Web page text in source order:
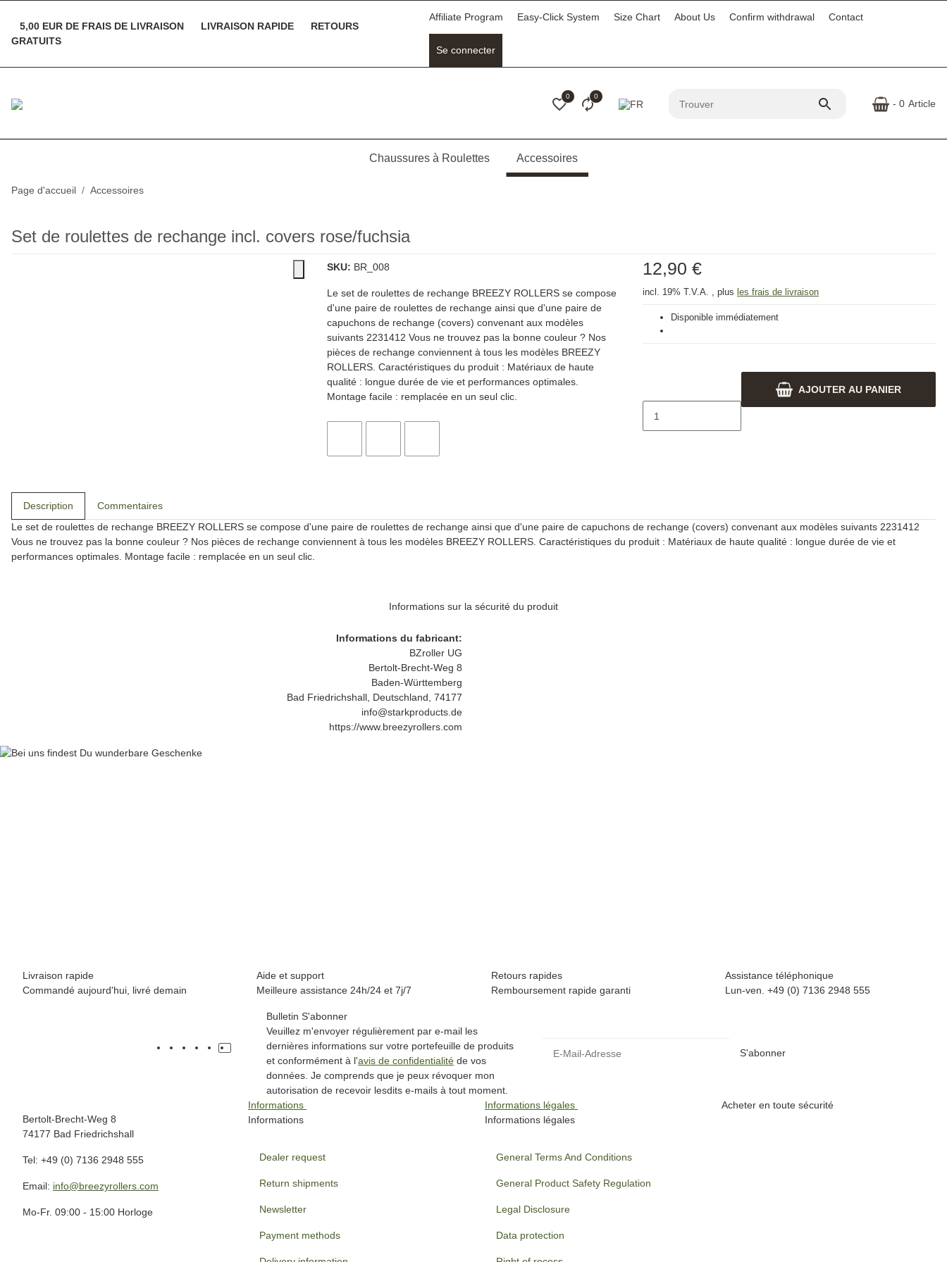
5,00 EUR DE FRAIS DE LIVRAISON LIVRAISON RAPIDE
RETOURS
GRATUITS
Affiliate Program Easy-Click System Size Chart About Us Confirm withdrawal Contact
Se connecter
0 0
- 0 Article
Chaussures à Roulettes Accessoires
Page d'accueil Accessoires
Set de roulettes de rechange incl. covers rose/fuchsia
SKU: BR_008
Le set de roulettes de rechange BREEZY ROLLERS se compose
d'une paire de roulettes de rechange ainsi que d'une paire de
capuchons de rechange (covers) convenant aux modèles
suivants 2231412 Vous ne trouvez pas la bonne couleur ? Nos
pièces de rechange conviennent à tous les modèles BREEZY
ROLLERS. Caractéristiques du produit : Matériaux de haute
qualité : longue durée de vie et performances optimales.
Montage facile : remplacée en un seul clic.
Disponible immédiatement
12,90 €
incl. 19% T.V.A. , plus les frais de livraison
AJOUTER AU PANIER
Description
Commentaires
Le set de roulettes de rechange BREEZY ROLLERS se compose d'une paire de roulettes de rechange ainsi que d'une paire de capuchons de rechange (covers) convenant aux modèles suivants 2231412
Vous ne trouvez pas la bonne couleur ? Nos pièces de rechange conviennent à tous les modèles BREEZY ROLLERS. Caractéristiques du produit : Matériaux de haute qualité : longue durée de vie et
performances optimales. Montage facile : remplacée en un seul clic.
Informations sur la sécurité du produit
Informations du fabricant:
BZroller UG
Bertolt-Brecht-Weg 8
Baden-Württemberg
Bad Friedrichshall, Deutschland, 74177
info@starkproducts.de
https://www.breezyrollers.com
Livraison rapide
Commandé aujourd'hui, livré demain
Aide et support
Meilleure assistance 24h/24 et 7j/7
Retours rapides
Remboursement rapide garanti
Assistance téléphonique
Lun-ven. +49 (0) 7136 2948 555
Bulletin S'abonner
Veuillez m'envoyer régulièrement par e-mail les
dernières informations sur votre portefeuille de produits
et conformément à l'avis de confidentialité de vos
données. Je comprends que je peux révoquer mon
autorisation de recevoir lesdits e-mails à tout moment.
S'abonner
Bertolt-Brecht-Weg 8
74177 Bad Friedrichshall
Tel: +49 (0) 7136 2948 555
Email: info@breezyrollers.com
Mo-Fr. 09:00 - 15:00 Horloge
Informations
Informations
Dealer request
Return shipments
Newsletter
Payment methods
Informations légales
Informations légales
General Terms And Conditions
General Product Safety Regulation
Legal Disclosure
Data protection
Acheter en toute sécurité